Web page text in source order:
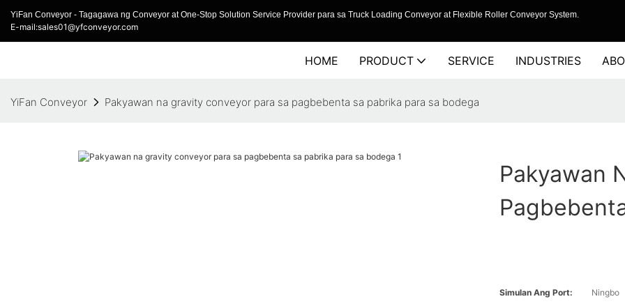
YiFan Conveyor - Tagagawa ng Conveyor at One-Stop Solution Service Provider para sa Truck Loading Conveyor at Flexible Roller Conveyor System.
E-mail:sales01@yfconveyor.com
HOME PRODUCT SERVICE INDUSTRIES
YiFan Conveyor Pakyawan na gravity conveyor para sa pagbebenta sa pabrika para sa bodega
Pakyawan
Simulan Ang Port:
Ningbo